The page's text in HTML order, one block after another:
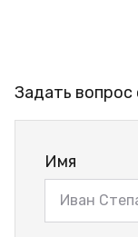
Задать вопрос
Имя